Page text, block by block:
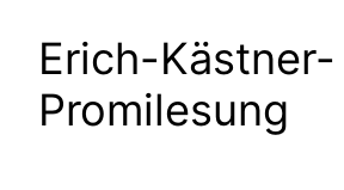
Erich-Kästner-
Promilesung